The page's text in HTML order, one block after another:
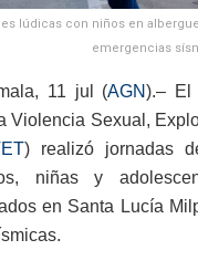
lúdicas con niños en
emergencias
11 jul (AGN).– El
Violencia Sexual,
) realizó jornadas
niñas y
en Santa Lucía